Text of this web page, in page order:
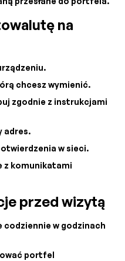
na
chcesz wymienić.
zgodnie z instrukcjami
adres.
w sieci.
z komunikatami
przed wizytą
codziennie w godzinach
portfel